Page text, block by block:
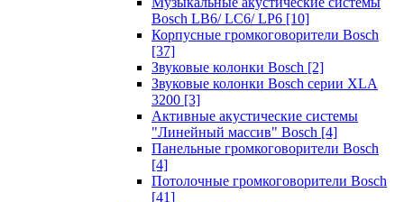
Bosch LB6/ LC6/ LP6 [10]
Корпусные громкоговорители Bosch
[37]
Звуковые колонки Bosch [2]
Звуковые колонки Bosch серии XLA
3200 [3]
Активные акустические системы
"Линейный массив" Bosch [4]
Панельные громкоговорители Bosch
[4]
Потолочные громкоговорители Bosch
[41]